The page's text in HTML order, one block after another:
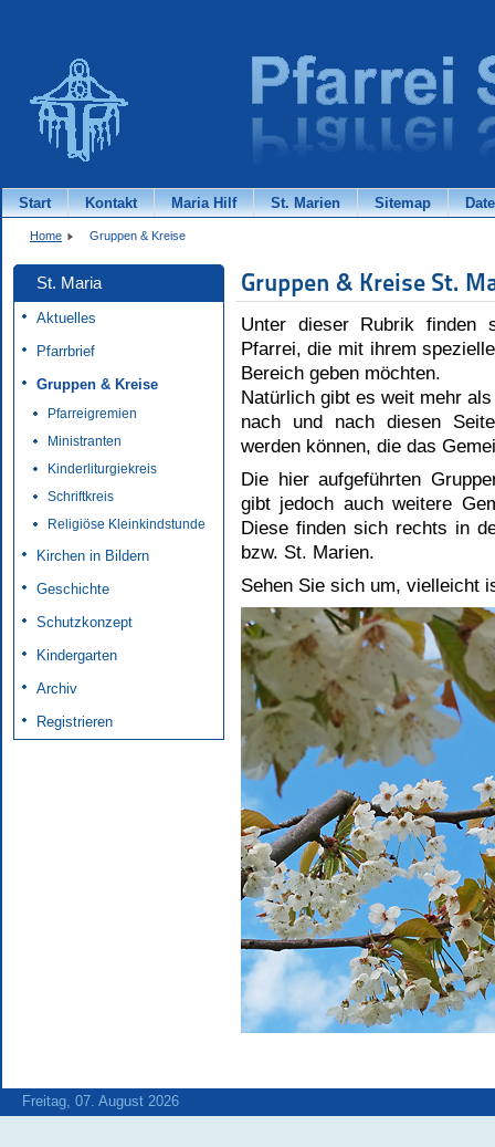
Start Kontakt Maria Hilf St. Marien Sitemap
Home Gruppen & Kreise
St. Maria
Aktuelles
Pfarrbrief
Gruppen & Kreise
Pfarreigremien
Ministranten
Kinderliturgiekreis
Schriftkreis
Religiöse Kleinkindstunde
Kirchen in Bildern
Geschichte
Schutzkonzept
Kindergarten
Archiv
Registrieren
Gruppen & Kreise St.
Unter dieser Rubrik finden
Pfarrei, die mit ihrem
Bereich geben möchten.
Natürlich gibt es weit mehr
nach und nach diesen
werden können, die das
Die hier aufgeführten
gibt jedoch auch weitere
Diese finden sich rechts in
bzw. St. Marien.
Sehen Sie sich um, vielleicht
Freitag, 07. August 2026